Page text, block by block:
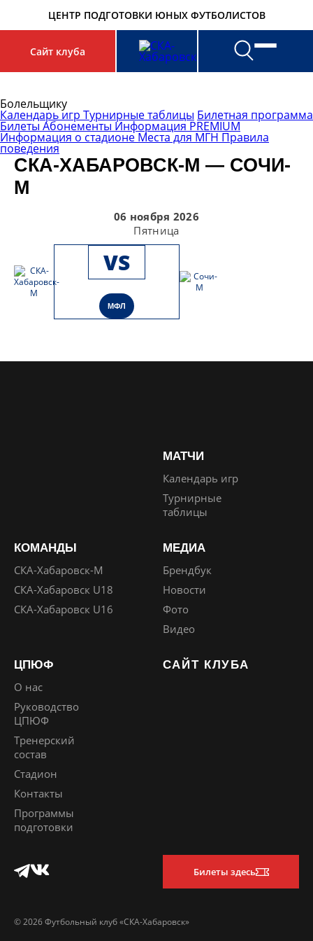
ЦЕНТР ПОДГОТОВКИ ЮНЫХ ФУТБОЛИСТОВ
Сайт клуба
Болельщику
Календарь игр Турнирные таблицы Билетная программа
Билеты Абонементы Информация PREMIUM
Информация о стадионе Места для МГН Правила
поведения
СКА-ХАБАРОВСК-М — СОЧИ-
М
06 ноября 2026
Пятница
VS
МФЛ
ЦПЮФ
О нас
Руководство
ЦПЮФ
Тренерский
состав
Стадион
Контакты
Программы
подготовки
МЕДИА
Брендбук
Новости
Фото
Видео
КОМАНДЫ
СКА-Хабаровск-М
СКА-Хабаровск U18
СКА-Хабаровск U16
МАТЧИ
Календарь игр
Турнирные
таблицы
САЙТ КЛУБА
Билеты здесь
© 2026 Футбольный клуб «СКА-Хабаровск»